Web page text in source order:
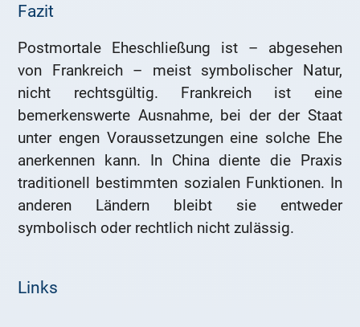
Fazit
Postmortale Eheschließung ist – abgesehen
von Frankreich – meist symbolischer Natur,
nicht rechtsgültig. Frankreich ist eine
bemerkenswerte Ausnahme, bei der der Staat
unter engen Voraussetzungen eine solche Ehe
anerkennen kann. In China diente die Praxis
traditionell bestimmten sozialen Funktionen. In
anderen Ländern bleibt sie entweder
symbolisch oder rechtlich nicht zulässig.
Links